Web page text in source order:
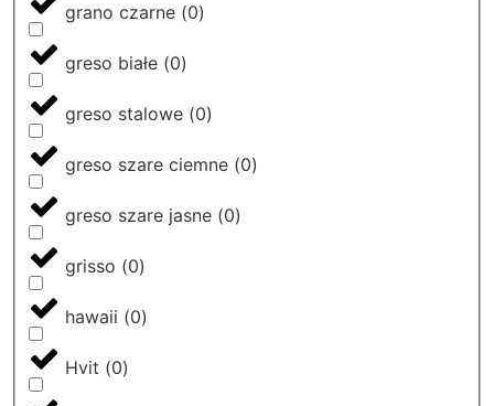
grano czarne (0)
greso białe (0)
greso stalowe (0)
greso szare ciemne (0)
greso szare jasne (0)
grisso (0)
hawaii (0)
Hvit (0)